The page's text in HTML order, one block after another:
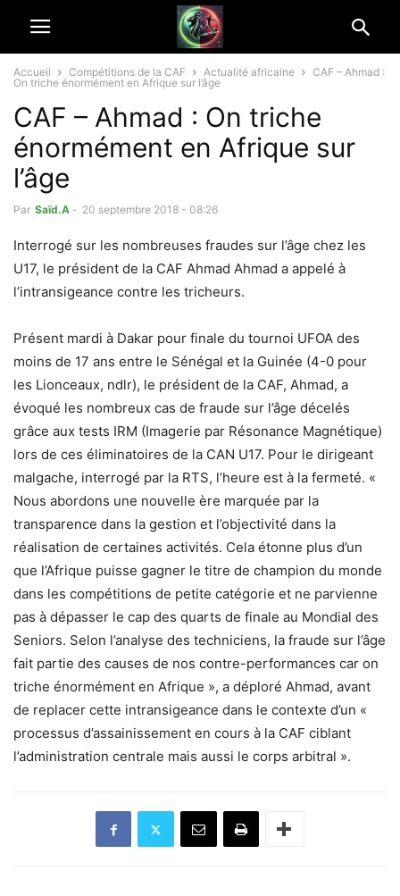
Accueil Compétitions de la CAF Actualité africaine
CAF – Ahmad :
On triche énormément en Afrique sur l’âge
CAF – Ahmad : On triche
énormément en Afrique sur
l’âge
Par Saïd.A - 20 septembre 2018 - 08:26
Interrogé sur les nombreuses fraudes sur l’âge chez les
U17, le président de la CAF Ahmad Ahmad a appelé à
l’intransigeance contre les tricheurs.
Présent mardi à Dakar pour finale du tournoi UFOA des
moins de 17 ans entre le Sénégal et la Guinée (4-0 pour
les Lionceaux, ndlr), le président de la CAF, Ahmad, a
évoqué les nombreux cas de fraude sur l’âge décelés
grâce aux tests IRM (Imagerie par Résonance Magnétique)
lors de ces éliminatoires de la CAN U17. Pour le dirigeant
malgache, interrogé par la RTS, l’heure est à la fermeté. «
Nous abordons une nouvelle ère marquée par la
transparence dans la gestion et l’objectivité dans la
réalisation de certaines activités. Cela étonne plus d’un
que l’Afrique puisse gagner le titre de champion du monde
dans les compétitions de petite catégorie et ne parvienne
pas à dépasser le cap des quarts de finale au Mondial des
Seniors. Selon l’analyse des techniciens, la fraude sur l’âge
fait partie des causes de nos contre-performances car on
triche énormément en Afrique », a déploré Ahmad, avant
de replacer cette intransigeance dans le contexte d’un «
processus d’assainissement en cours à la CAF ciblant
l’administration centrale mais aussi le corps arbitral ».